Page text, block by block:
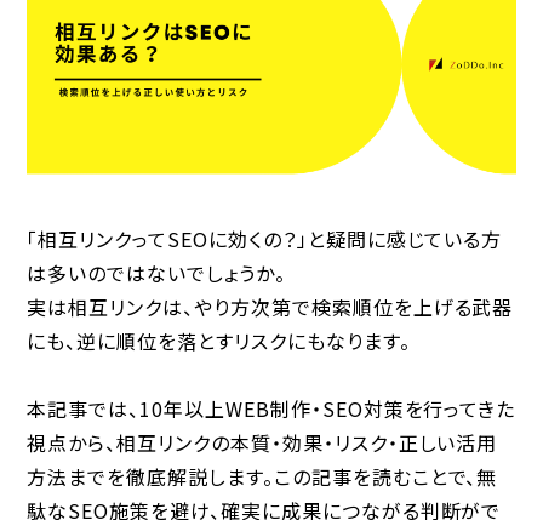
「相互リンクってSEOに効くの？」と疑問に感じている方
は多いのではないでしょうか。
実は相互リンクは、やり方次第で検索順位を上げる武器
にも、逆に順位を落とすリスクにもなります。
本記事では、10年以上WEB制作・SEO対策を行ってきた
視点から、相互リンクの本質・効果・リスク・正しい活用
方法までを徹底解説します。この記事を読むことで、無
駄なSEO施策を避け、確実に成果につながる判断がで